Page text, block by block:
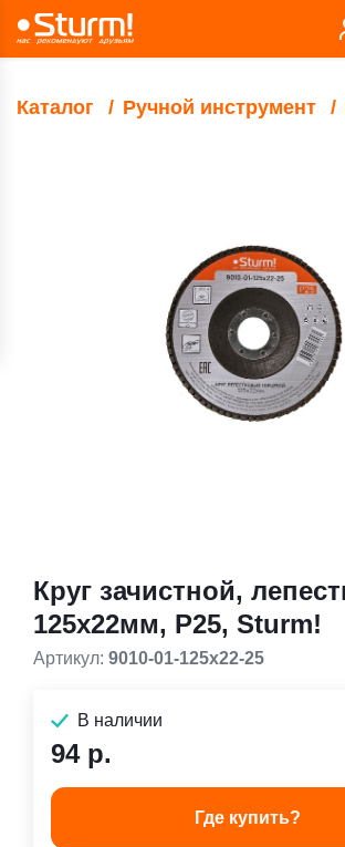
Каталог Ручной инструмент
Круг зачистной,
125х22мм, Р25, Sturm!
Артикул: 9010-01-125x22-25
В наличии
94 р.
Где купить?